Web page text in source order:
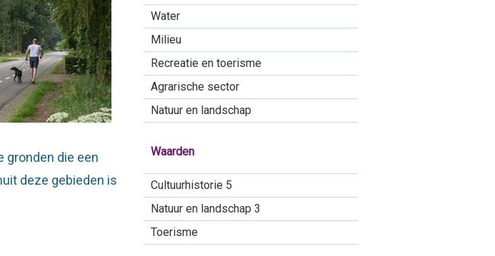
gronden die een
deze gebieden is
Water
Milieu
Recreatie en toerisme
Agrarische sector
Natuur en landschap
Waarden
Cultuurhistorie 5
Natuur en landschap 3
Toerisme